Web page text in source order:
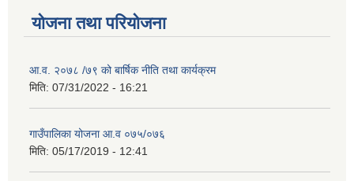
योजना तथा परियोजना
आ.व. २०७८ /७९ को बार्षिक नीति तथा कार्यक्रम
मिति: 07/31/2022 - 16:21
गाउँपालिका योजना आ.व ०७५/०७६
मिति: 05/17/2019 - 12:41